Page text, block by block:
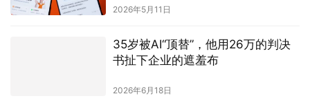
2026年5月11日
35岁被AI“顶替”，他用26万的判决
书扯下企业的遮羞布
2026年6月18日